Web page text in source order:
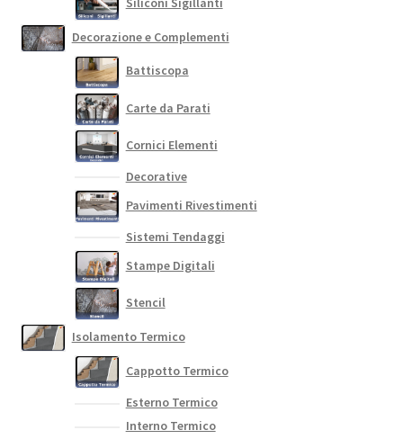
Decorazione e Complementi
Battiscopa
Carte da Parati
Cornici Elementi
Decorative
Pavimenti Rivestimenti
Sistemi Tendaggi
Stampe Digitali
Stencil
Isolamento Termico
Cappotto Termico
Esterno Termico
Interno Termico